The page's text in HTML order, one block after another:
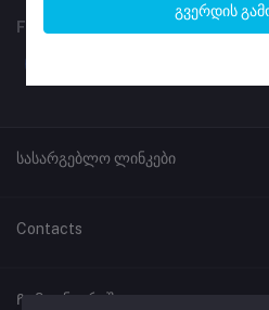
FOLLOW US
სასარგებლო ლინკები
პროგრამული უზრუნველყოფა
Contacts
მისამართი
Ჩემი ანგარიში
გვერდის